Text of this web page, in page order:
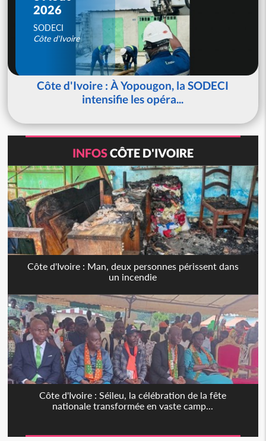
2026
SODECI
Côte d'Ivoire
Côte d'Ivoire : À Yopougon, la SODECI
intensifie les opéra...
INFOSCÔTE D'IVOIRE
Côte d'Ivoire : Man, deux personnes périssent dans
un incendie
Côte d'Ivoire : Séileu, la célébration de la fête
nationale transformée en vaste camp...